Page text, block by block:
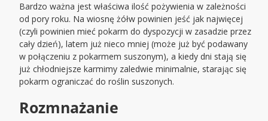
Bardzo ważna jest właściwa ilość pożywienia w zależności
od pory roku. Na wiosnę żółw powinien jeść jak najwięcej
(czyli powinien mieć pokarm do dyspozycji w zasadzie przez
cały dzień), latem już nieco mniej (może już być podawany
w połączeniu z pokarmem suszonym), a kiedy dni stają się
już chłodniejsze karmimy zaledwie minimalnie, starając się
pokarm ograniczać do roślin suszonych.
Rozmnażanie